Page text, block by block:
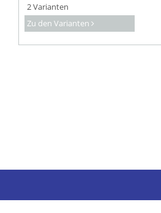
2 Varianten
Zu den Varianten